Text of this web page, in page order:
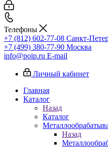
Телефоны
+7 (812) 602-77-08 Санкт-
+7 (499) 380-77-90 Москва
info@poip.ru E-mail
Личный кабинет
Главная
Каталог
Назад
Каталог
Назад